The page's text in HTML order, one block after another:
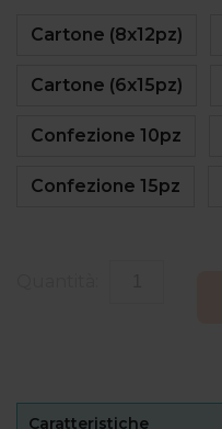
Cartone (8x12pz)
Cartone (6x15pz)
Confezione 10pz
Confezione 15pz
Caratteristiche